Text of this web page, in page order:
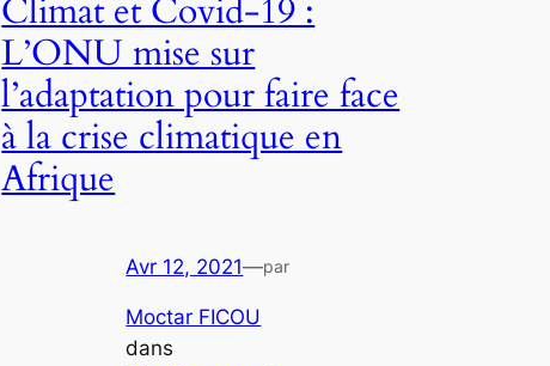
Climat et Covid-19 :
L’ONU mise sur
l’adaptation pour faire face
à la crise climatique en
Afrique
Avr 12, 2021—par
Moctar FICOU
dans